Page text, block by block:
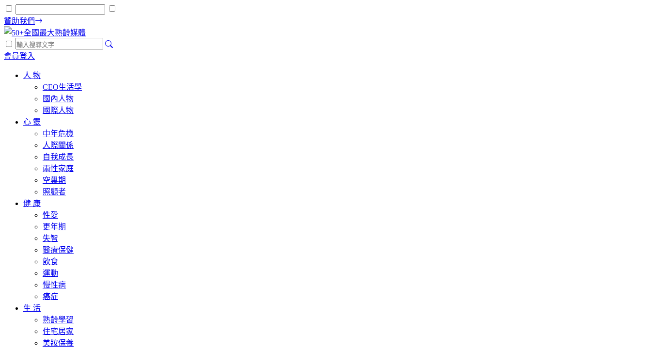
贊助我們
會員登入
人 物
CEO生活學
國內人物
國際人物
心 靈
中年危機
人際關係
自我成長
兩性家庭
空巢期
照顧者
健 康
性愛
更年期
失智
醫療保健
飲食
運動
慢性病
癌症
生 活
熟齡學習
住宅居家
美妝保養